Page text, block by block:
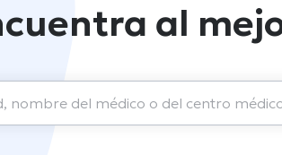
al